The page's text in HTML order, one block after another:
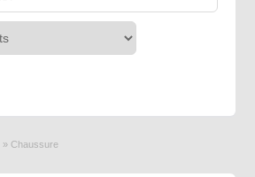
» Chaussure